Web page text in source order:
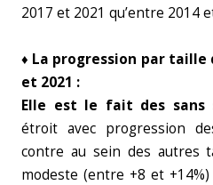
2017 et 2021 qu’entre 2014
♦ La progression par taille
et 2021 :
Elle est le fait des sans
étroit avec progression
contre au sein des autres
modeste (entre +8 et